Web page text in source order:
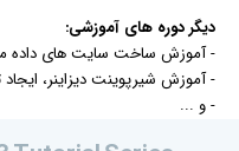
دیگر دوره های آموزشی:
- آموزش ساخت سایت های داده
- آموزش شیرپوینت دیزاینر، ایجاد
- و ...